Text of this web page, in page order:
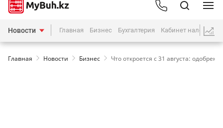
Новости Главная Бизнес Бухгалтерия Кабинет
Главная Новости Бизнес Что откроется с 31 августа: одобрен